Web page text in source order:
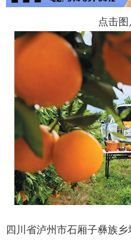
点击
四川省泸州市石厢子彝族